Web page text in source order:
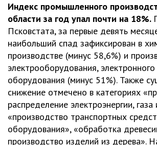
Индекс промышленного
области за год упал почти на 18%.
Псковстата, за первые девять
наибольший спад зафиксирован в
производстве (минус 58,6%) и
электрооборудования,
оборудования (минус 51%). Также
снижение отмечено в категориях
распределение электроэнергии,
«производство транспортных
оборудования», «обработка
производство изделий из дерева».